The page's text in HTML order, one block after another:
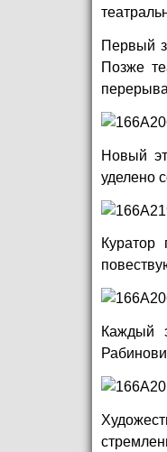
Первый
Позже
Новый
уделено
Куратор
Каждый